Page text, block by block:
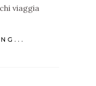
viaggia